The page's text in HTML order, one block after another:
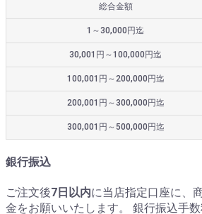
総合金額
1～30,000円迄
30,001円～100,000円迄
100,001円～200,000円迄
200,001円～300,000円迄
300,001円～500,000円迄
銀行振込
ご注文後7日以内に当店指定口座に、
金をお願いいたします。 銀行振込手